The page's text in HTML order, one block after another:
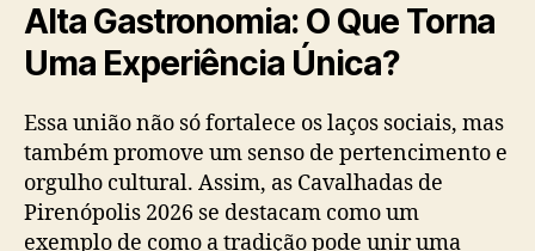
Alta Gastronomia: O Que Torna
Uma Experiência Única?
Essa união não só fortalece os laços sociais, mas
também promove um senso de pertencimento e
orgulho cultural. Assim, as Cavalhadas de
Pirenópolis 2026 se destacam como um
exemplo de como a tradição pode unir uma